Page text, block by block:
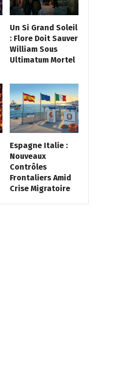
Un Si Grand Soleil
: Flore Doit Sauver
William Sous
Ultimatum Mortel
Espagne Italie :
Nouveaux
Contrôles
Frontaliers Amid
Crise Migratoire